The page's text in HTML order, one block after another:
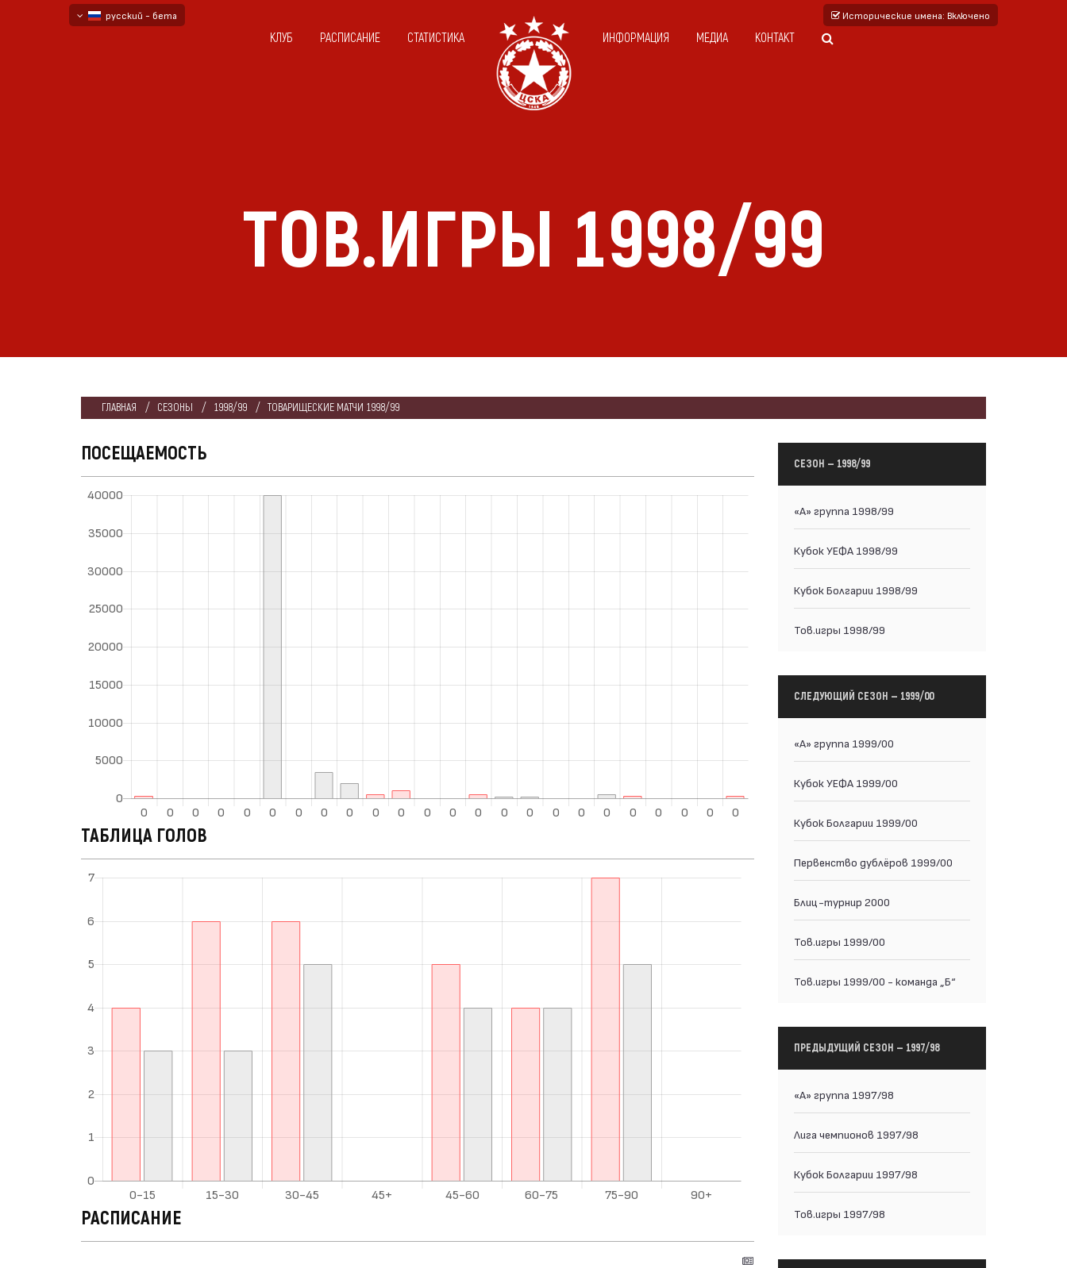
русский - бета
Исторические имена: Включено
КЛУБ РАСПИСАНИЕ СТАТИСТИКА ИНФОРМАЦИЯ МЕДИА КОНТАКТ
ТОВ.ИГРЫ 1998/99
ГЛАВНАЯ СЕЗОНЫ 1998/99 ТОВАРИЩЕСКИЕ МАТЧИ 1998/99
ПОСЕЩАЕМОСТЬ
ТАБЛИЦА ГОЛОВ
РАСПИСАНИЕ
СЕЗОН — 1998/99
«А» группа 1998/99
Кубок УЕФА 1998/99
Кубок Болгарии 1998/99
Тов.игры 1998/99
СЛЕДУЮЩИЙ СЕЗОН — 1999/00
«А» группа 1999/00
Кубок УЕФА 1999/00
Кубок Болгарии 1999/00
Первенство дублёров 1999/00
Блиц-турнир 2000
Тов.игры 1999/00
Тов.игры 1999/00 - команда „Б“
ПРЕДЫДУЩИЙ СЕЗОН — 1997/98
«А» группа 1997/98
Лига чемпионов 1997/98
Кубок Болгарии 1997/98
Тов.игры 1997/98